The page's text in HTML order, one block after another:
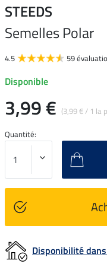
STEEDS
Semelles Polar
4.5 59
Disponible
3,99 € (3,99 € / 1 la
Quantité:
Disponibilité dans